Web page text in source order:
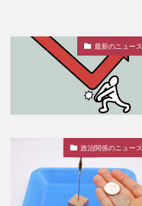
最新のニュース
政治関係のニュース